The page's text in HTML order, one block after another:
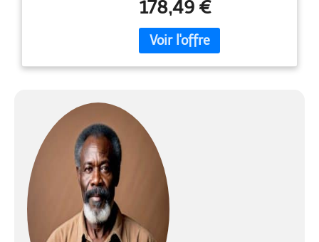
alimentaire, Petits pots
bébé maison, Rapide,
Eucalyptus
stérilise et chauffe les
biberons jusqu'à 150 mL; une
gamme complète de
fonctions pour répondre à
tous les besoins de bébé
des aliments de plus grâce à
la cuisson douce à la vapeur
par rapport à la cuisson à
l’eau, préservant les saveurs
et nutriments pour l'enfant
EVOLUTIF : Ce robot
multifonctions s'adapte à
chaque phase de
178,49 €